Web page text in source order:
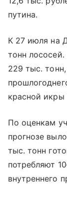
путина.
К 27 июля на
тонн
229 тыс.
красной
По оценкам
прогнозе
тыс. тонн
потребляют
внутреннего